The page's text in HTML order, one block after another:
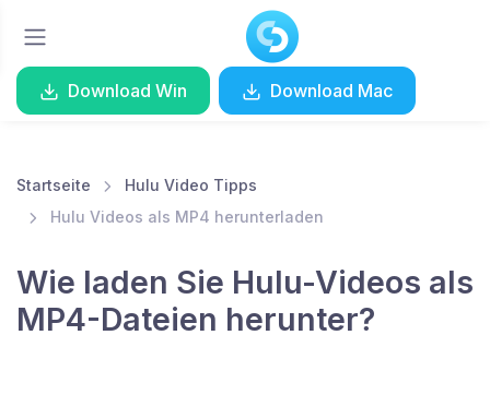
Download Win Download Mac
Startseite
Hulu Video Tipps
Hulu Videos als MP4 herunterladen
Wie laden Sie Hulu-Videos als
MP4-Dateien herunter?